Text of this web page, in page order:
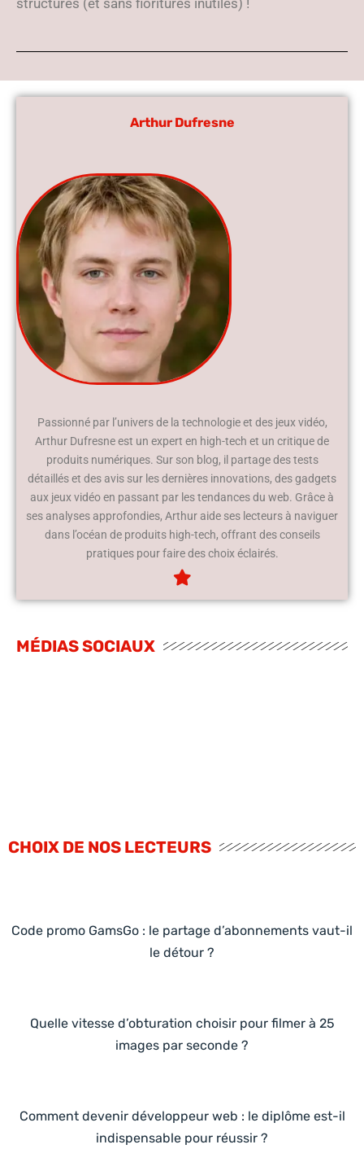
structures (et sans fioritures inutiles) !
Arthur Dufresne
Passionné par l’univers de la technologie et des jeux vidéo,
Arthur Dufresne est un expert en high-tech et un critique de
produits numériques. Sur son blog, il partage des tests
détaillés et des avis sur les dernières innovations, des gadgets
aux jeux vidéo en passant par les tendances du web. Grâce à
ses analyses approfondies, Arthur aide ses lecteurs à naviguer
dans l’océan de produits high-tech, offrant des conseils
pratiques pour faire des choix éclairés.
MÉDIAS SOCIAUX
CHOIX DE NOS LECTEURS
Code promo GamsGo : le partage d’abonnements vaut-il
le détour ?
Quelle vitesse d’obturation choisir pour filmer à 25
images par seconde ?
Comment devenir développeur web : le diplôme est-il
indispensable pour réussir ?